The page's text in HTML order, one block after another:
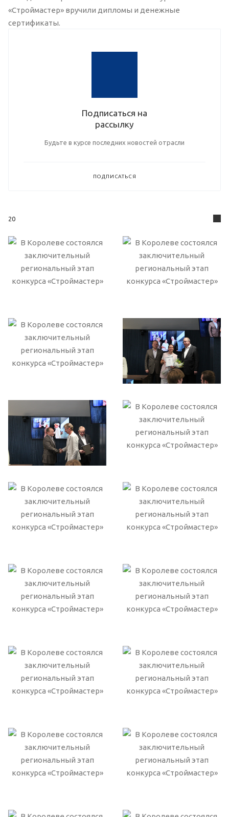
«Строймастер» вручили дипломы и денежные
сертификаты.
Подписаться на
рассылку
Будьте в курсе последних новостей отрасли
ПОДПИСАТЬСЯ
20